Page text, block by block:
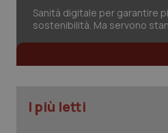
Sanità digitale per garantire
sostenibilità. Ma servono
I più letti